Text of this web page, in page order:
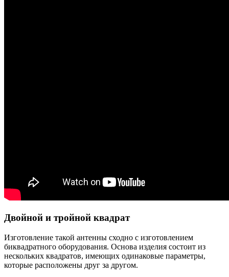
Двойной и тройной квадрат
Изготовление такой антенны сходно с изготовлением
биквадратного оборудования. Основа изделия состоит из
нескольких квадратов, имеющих одинаковые параметры,
которые расположены друг за другом.